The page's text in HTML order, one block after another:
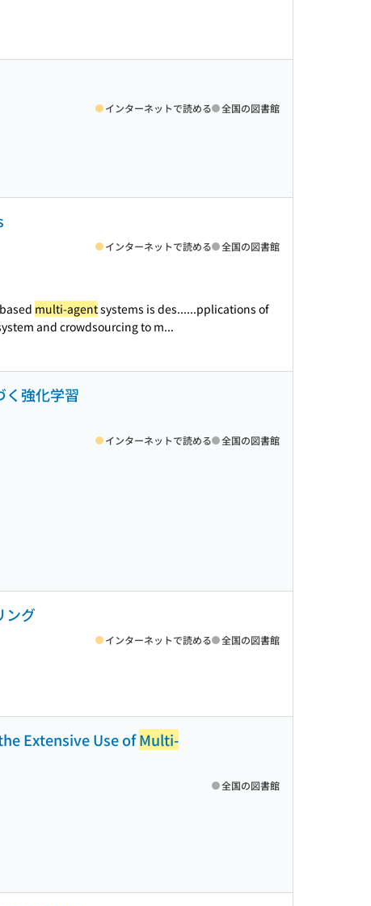
インターネットで読める 全国の図書館
インターネットで読める 全国の図書館
multi-agentsystems is des......pplications of
and crowdsourcing to m...
く強化学習
インターネットで読める 全国の図書館
ング
インターネットで読める 全国の図書館
Extensive Use ofMulti-
全国の図書館